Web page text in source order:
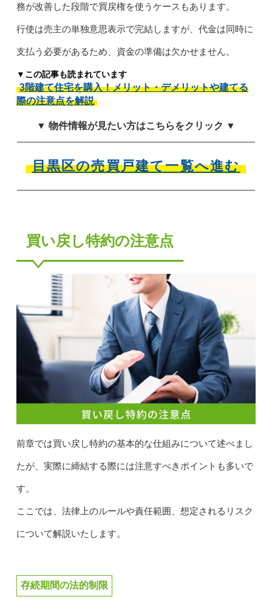
務が改善した段階で買戻権を使うケースもあります。
行使は売主の単独意思表示で完結しますが、代金は同時に
支払う必要があるため、資金の準備は欠かせません。
▼この記事も読まれています
3階建て住宅を購入！メリット・デメリットや建てる
際の注意点を解説
▼ 物件情報が見たい方はこちらをクリック ▼
目黒区の売買戸建て一覧へ進む
買い戻し特約の注意点
前章では買い戻し特約の基本的な仕組みについて述べまし
たが、実際に締結する際には注意すべきポイントも多いで
す。
ここでは、法律上のルールや責任範囲、想定されるリスク
について解説いたします。
存続期間の法的制限